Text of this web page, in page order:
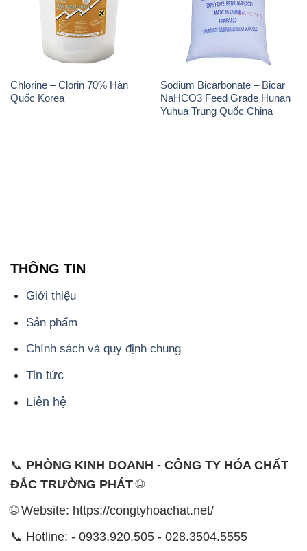
Chlorine – Clorin 70% Hàn
Quốc Korea
Sodium Bicarbonate – Bicar
NaHCO3 Feed Grade Hunan
Yuhua Trung Quốc China
THÔNG TIN
Giới thiệu
Sản phẩm
Chính sách và quy định chung
Tin tức
Liên hệ
📞 PHÒNG KINH DOANH - CÔNG TY HÓA CHẤT
ĐẮC TRƯỜNG PHÁT🌐
🌐 Website: https://congtyhoachat.net/
📞 Hotline: - 0933.920.505 - 028.3504.5555